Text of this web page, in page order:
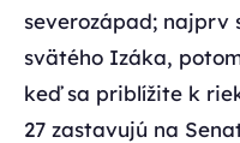
severozápad; najprv
svätého Izáka,
keď sa priblížite k
27 zastavujú na